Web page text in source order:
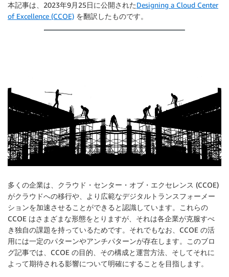
本記事は、2023年9月25日に公開されたDesigning a Cloud Center
of Excellence (CCOE) を翻訳したものです。
多くの企業は、クラウド・センター・オブ・エクセレンス (CCOE)
がクラウドへの移行や、より広範なデジタルトランスフォーメー
ションを加速させることができると認識しています。これらの
CCOE はさまざまな形態をとりますが、それは各企業が克服すべ
き独自の課題を持っているためです。それでもなお、CCOE の活
用には一定のパターンやアンチパターンが存在します。このブロ
グ記事では、CCOE の目的、その構成と運営方法、そしてそれに
よって期待される影響について明確にすることを目指します。